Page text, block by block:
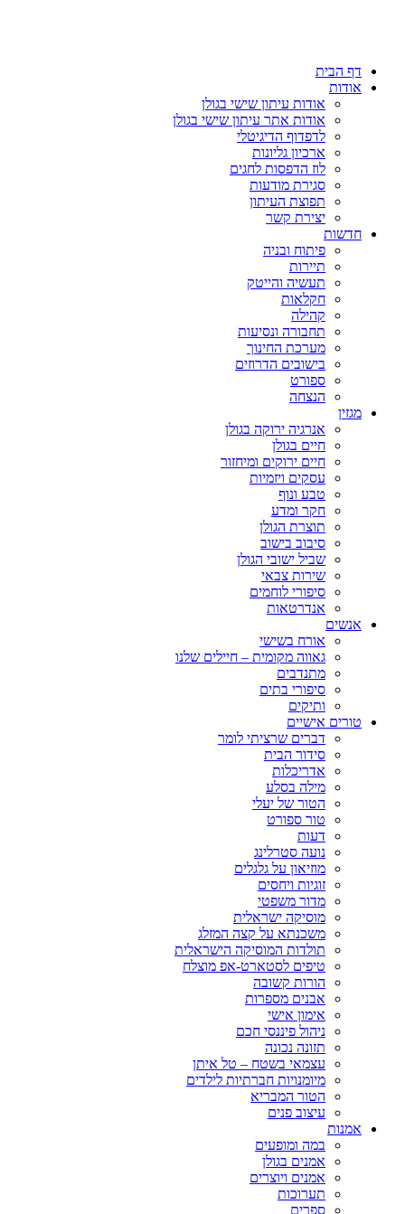
דף הבית
אודות
אודות עיתון שישי בגולן
אודות אתר עיתון שישי בגולן
לדפדוף הדיגיטלי
ארכיון גליונות
לוז הדפסות לחגים
סגירת מודעות
תפוצת העיתון
יצירת קשר
חדשות
פיתוח ובניה
תיירות
תעשיה והייטק
חקלאות
קהילה
תחבורה ונסיעות
מערכת החינוך
בישובים הדרוזים
ספורט
הנצחה
מגזין
אנרגיה ירוקה בגולן
חיים בגולן
חיים ירוקים ומיחזור
עסקים ויזמיות
טבע ונוף
חקר ומדע
תוצרת הגולן
סיבוב בישוב
שביל ישובי הגולן
שירות צבאי
סיפורי לוחמים
אנדרטאות
אנשים
אורח בשישי
גאווה מקומית – חיילים שלנו
מתנדבים
סיפורי בתים
ותיקים
טורים אישיים
דברים שרציתי לומר
סידור הבית
אדריכלות
מילה בסלע
הטור של יעלי
טור ספורט
דעות
נועה סטרלינג
מוזיאון על גלגלים
זוגיות ויחסים
מדור משפטי
מוסיקה ישראלית
משכנתא על קצה המזלג
תולדות המוסיקה הישראלית
טיפים לסטארט-אפ מוצלח
הורות קשובה
אבנים מספרות
אימון אישי
ניהול פיננסי חכם
תזונה נכונה
עצמאי בשטח – טל איתן
מיומנויות חברתיות לילדים
הטור המבריא
עיצוב פנים
אמנות
במה ומופעים
אמנים בגולן
אמנים ויוצרים
תערוכות
ספרים